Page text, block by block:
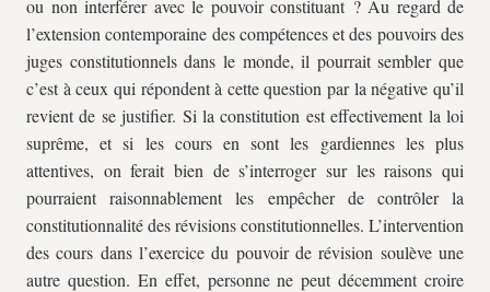
ou non interférer avec le pouvoir constituant ? Au regard de
l’extension contemporaine des compétences et des pouvoirs des
juges constitutionnels dans le monde, il pourrait sembler que
c’est à ceux qui répondent à cette question par la négative qu’il
revient de se justifier. Si la constitution est effectivement la loi
suprême, et si les cours en sont les gardiennes les plus
attentives, on ferait bien de s’interroger sur les raisons qui
pourraient raisonnablement les empêcher de contrôler la
constitutionnalité des révisions constitutionnelles. L’intervention
des cours dans l’exercice du pouvoir de révision soulève une
autre question. En effet, personne ne peut décemment croire